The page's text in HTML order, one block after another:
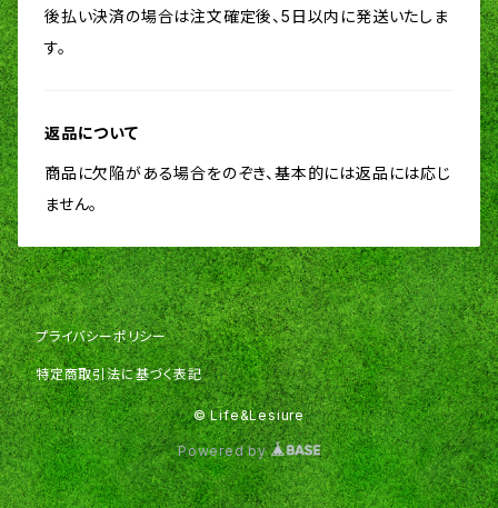
後払い決済の場合は注文確定後、5日以内に発送いたしま
す。
返品について
商品に欠陥がある場合をのぞき、基本的には返品には応じ
ません。
プライバシーポリシー
特定商取引法に基づく表記
© Life&Lesiure
Powered by